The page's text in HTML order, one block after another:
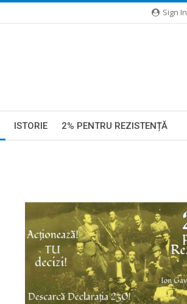
Sign In
ISTORIE 2% PENTRU REZISTENȚĂ